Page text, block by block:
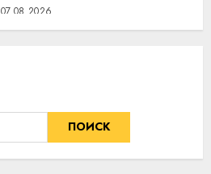
07.08.2026
ПОИСК